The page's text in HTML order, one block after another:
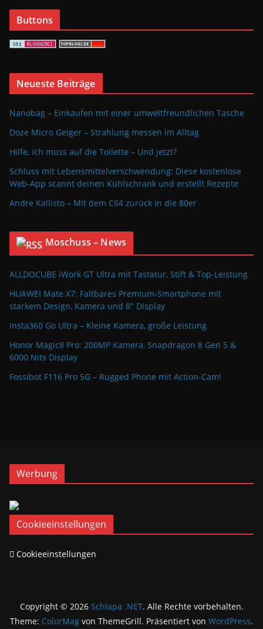
Buttons
Neueste Beiträge
Nanobag – Einkaufen mit einer umweltfreundlichen Tasche
Doze Micro Geiger – Strahlung messen im Alltag
Hilfe, ich muss auf die Toilette – Und jetzt?
Schluss mit Lebensmittelverschwendung: Diese kostenlose
Web-App scannt deinen Kühlschrank und erstellt Rezepte
Andre Kallisto – Mit dem C64 zurück in die 80er
Moschuss – News
ALLDOCUBE iWork GT Ultra mit Tastatur, Stift & Top-Leistung
HUAWEI Mate X7: Faltbares Premium-Smartphone mit
starkem Design, Kamera und 8″ Display
Insta360 Go Ultra – Kleine Kamera, große Leistung
Honor Magic8 Pro: 200MP Kamera, Snapdragon 8 Gen 5 &
6000 Nits Display
Fossibot F116 Pro 5G – Rugged Phone mit Action-Cam!
Werbung
Cookieeinstellungen
Cookieeinstellungen
Copyright © 2026 Schlapa .NET. Alle Rechte vorbehalten.
Theme: ColorMag von ThemeGrill. Präsentiert von WordPress.